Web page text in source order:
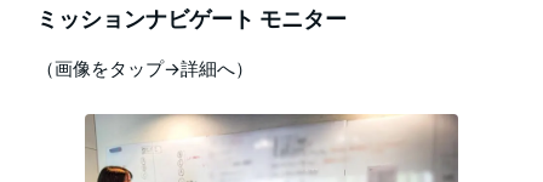
ミッションナビゲート モニター
（画像をタップ→詳細へ）